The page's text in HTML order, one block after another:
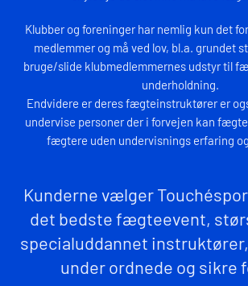
Klubber og foreninger har nemlig kun det
medlemmer og må ved lov, bl.a. grundet
bruge/slide klubmedlemmernes udstyr til
underholdning.
Endvidere er deres fægteinstruktører er
undervise personer der i forvejen kan
fægtere uden undervisnings erfaring
Kunderne vælger
det bedste fægteevent,
specialuddannet
under ordnede og sikre